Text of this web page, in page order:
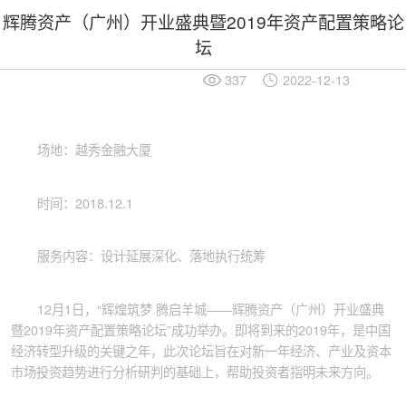
辉腾资产（广州）开业盛典暨2019年资产配置策略论
坛
337 2022-12-13
场地：越秀金融大厦
时间：2018.12.1
服务内容：设计延展深化、落地执行统筹
12月1日，“辉煌筑梦 腾启羊城——辉腾资产（广州）开业盛典
暨2019年资产配置策略论坛”成功举办。 即将到来的2019年，是中国
经济转型升级的关键之年，此次论坛旨在对新一年经济、产业及资本
市场投资趋势进行分析研判的基础上，帮助投资者指明未来方向。